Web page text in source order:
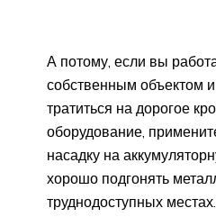
А потому, если вы
собственным объектом
тратиться на дорогое
оборудование,
насадку на
хорошо подгонять
труднодоступных местах.